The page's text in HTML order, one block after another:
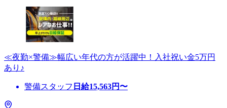
≪夜勤×警備≫幅広い年代の方が活躍中！入社祝い金5万円
あり♪
警備スタッフ 日給15,563円〜